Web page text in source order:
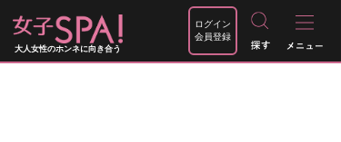
大人女性のホンネに向き合う
ログイン
会員登録